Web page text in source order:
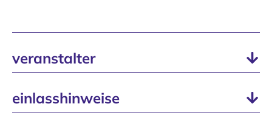
veranstalter
einlasshinweise